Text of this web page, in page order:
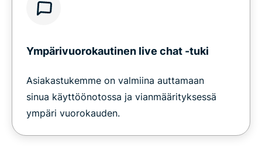
Ympärivuorokautinen live chat -tuki
Asiakastukemme on valmiina auttamaan
sinua käyttöönotossa ja vianmäärityksessä
ympäri vuorokauden.